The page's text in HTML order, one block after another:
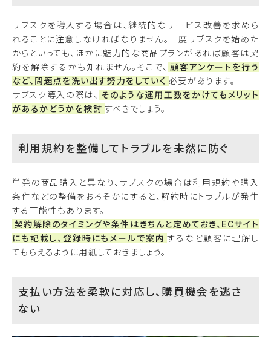
サブスクを導入する場合は、継続的なサービス改善を求めら
れることに注意しなければなりません。一度サブスクを始めた
からといっても、ほかに魅力的な商品プランがあれば顧客は契
約を解除するかも知れません。そこで、 顧客アンケートを行う
など、問題点を洗い出す努力をしていく 必要があります。
サブスク導入の際は、 そのような運用工数をかけてもメリット
があるかどうかを検討 すべきでしょう。
利用規約を整備してトラブルを未然に防ぐ
単発の商品購入と異なり、サブスクの場合は利用規約や購入
条件などの整備をおろそかにすると、解約時にトラブルが発生
する可能性もあります。
契約解除のタイミングや条件はきちんと定めておき、ECサイト
にも記載し、登録時にもメールで案内 するなど顧客に理解し
てもらえるように用紙しておきましょう。
支払い方法を柔軟に対応し、購買機会を逃さ
ない